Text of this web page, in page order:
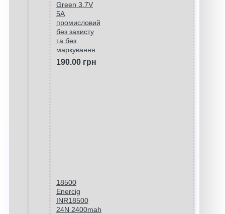
Green 3.7V
5A
промисловий
без захисту
та без
маркування
190.00 грн
18500
Enercig
INR18500
24N 2400mah